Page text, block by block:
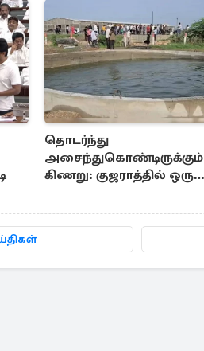
தொடர்ந்து
அசைந்துகொண்டிருக்கும்
கிணறு: குஜராத்தில் ஒரு